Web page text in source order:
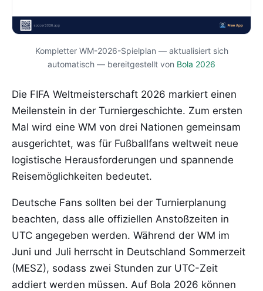
Kompletter WM-2026-Spielplan — aktualisiert sich
automatisch — bereitgestellt von Bola 2026
Die FIFA Weltmeisterschaft 2026 markiert einen
Meilenstein in der Turniergeschichte. Zum ersten
Mal wird eine WM von drei Nationen gemeinsam
ausgerichtet, was für Fußballfans weltweit neue
logistische Herausforderungen und spannende
Reisemöglichkeiten bedeutet.
Deutsche Fans sollten bei der Turnierplanung
beachten, dass alle offiziellen Anstoßzeiten in
UTC angegeben werden. Während der WM im
Juni und Juli herrscht in Deutschland Sommerzeit
(MESZ), sodass zwei Stunden zur UTC-Zeit
addiert werden müssen. Auf Bola 2026 können